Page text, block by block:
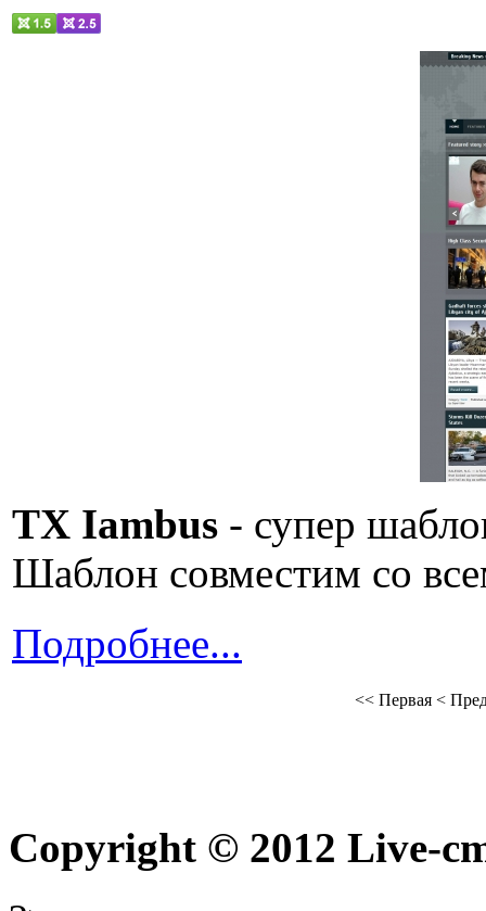
TX Iambus - супер
Шаблон совместим со
Подробнее...
<< Первая <
Copyright © 2012 Live-